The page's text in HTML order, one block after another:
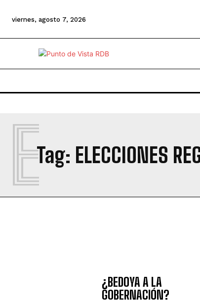
viernes, agosto 7, 2026
Tag: ELECCIONES
E
¿BEDOYA A LA
GOBERNACIÓN?